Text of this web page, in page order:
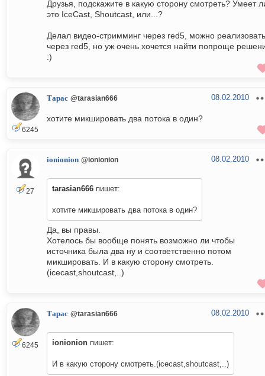
Друзья, подскажите в какую сторону смотреть? Умеет
это IceCast, Shoutcast, или...?
Делал видео-стримминг через red5, можно
через red5, но уж очень хочется найти попроще
:)
6245
Тарас @tarasian666 08.02.2010
хотите микшировать два потока в один?
27
ionionion @ionionion 08.02.2010
tarasian666 пишет:
хотите микшировать два потока в один?
Да, вы правы.
Хотелось бы вообще понять возможно ли чтобы
источника была два ну и соответственно потом
микшировать. И в какую сторону смотреть.
(icecast,shoutcast,..)
6245
Тарас @tarasian666 08.02.2010
ionionion пишет:
И в какую сторону смотреть.(icecast,shoutcast,..)